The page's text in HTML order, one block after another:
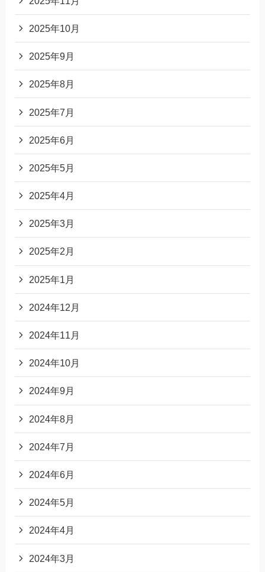
2025年10月
2025年9月
2025年8月
2025年7月
2025年6月
2025年5月
2025年4月
2025年3月
2025年2月
2025年1月
2024年12月
2024年11月
2024年10月
2024年9月
2024年8月
2024年7月
2024年6月
2024年5月
2024年4月
2024年3月